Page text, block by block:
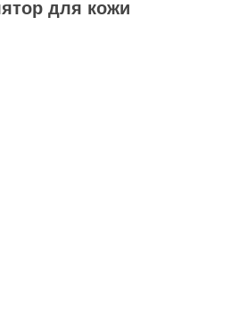
для кожи